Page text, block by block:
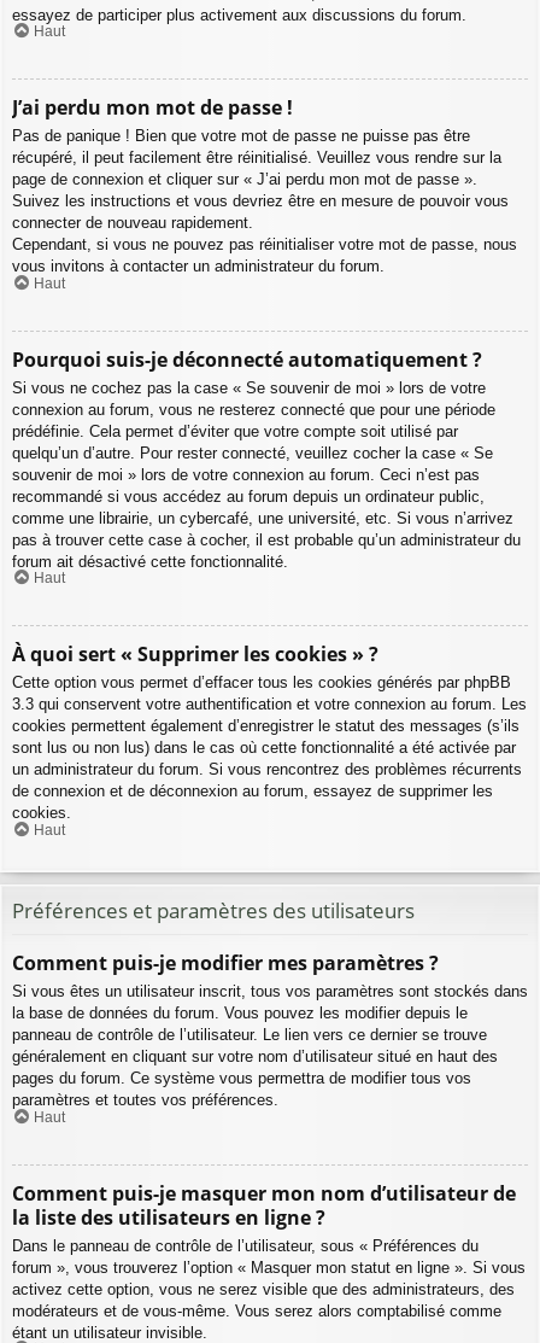
essayez de participer plus activement aux discussions du forum.
Haut
J’ai perdu mon mot de passe !
Pas de panique ! Bien que votre mot de passe ne puisse pas être
récupéré, il peut facilement être réinitialisé. Veuillez vous rendre sur la
page de connexion et cliquer sur « J’ai perdu mon mot de passe ».
Suivez les instructions et vous devriez être en mesure de pouvoir vous
connecter de nouveau rapidement.
Cependant, si vous ne pouvez pas réinitialiser votre mot de passe, nous
vous invitons à contacter un administrateur du forum.
Haut
Pourquoi suis-je déconnecté automatiquement ?
Si vous ne cochez pas la case « Se souvenir de moi » lors de votre
connexion au forum, vous ne resterez connecté que pour une période
prédéfinie. Cela permet d’éviter que votre compte soit utilisé par
quelqu’un d’autre. Pour rester connecté, veuillez cocher la case « Se
souvenir de moi » lors de votre connexion au forum. Ceci n’est pas
recommandé si vous accédez au forum depuis un ordinateur public,
comme une librairie, un cybercafé, une université, etc. Si vous n’arrivez
pas à trouver cette case à cocher, il est probable qu’un administrateur du
forum ait désactivé cette fonctionnalité.
Haut
À quoi sert « Supprimer les cookies » ?
Cette option vous permet d’effacer tous les cookies générés par phpBB
3.3 qui conservent votre authentification et votre connexion au forum. Les
cookies permettent également d’enregistrer le statut des messages (s’ils
sont lus ou non lus) dans le cas où cette fonctionnalité a été activée par
un administrateur du forum. Si vous rencontrez des problèmes récurrents
de connexion et de déconnexion au forum, essayez de supprimer les
cookies.
Haut
Préférences et paramètres des utilisateurs
Comment puis-je modifier mes paramètres ?
Si vous êtes un utilisateur inscrit, tous vos paramètres sont stockés dans
la base de données du forum. Vous pouvez les modifier depuis le
panneau de contrôle de l’utilisateur. Le lien vers ce dernier se trouve
généralement en cliquant sur votre nom d’utilisateur situé en haut des
pages du forum. Ce système vous permettra de modifier tous vos
paramètres et toutes vos préférences.
Haut
Comment puis-je masquer mon nom d’utilisateur de
la liste des utilisateurs en ligne ?
Dans le panneau de contrôle de l’utilisateur, sous « Préférences du
forum », vous trouverez l’option « Masquer mon statut en ligne ». Si vous
activez cette option, vous ne serez visible que des administrateurs, des
modérateurs et de vous-même. Vous serez alors comptabilisé comme
étant un utilisateur invisible.